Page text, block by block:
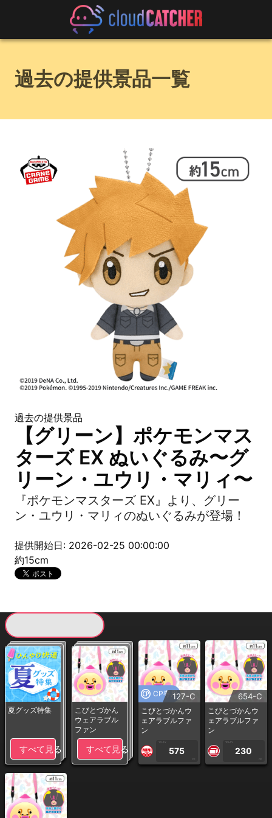
過去の提供景品一覧
過去の提供景品
【グリーン】ポケモンマス
ターズ EX ぬいぐるみ〜グ
リーン・ユウリ・マリィ〜
『ポケモンマスターズ EX』より、グリー
ン・ユウリ・マリィのぬいぐるみが登場！
提供開始日: 2026-02-25 00:00:00
約15cm
夏グッズ特集
すべて見る
こびとづかん
ウェアラブル
ファン
すべて見る
CP専用127-C
こびとづかんウ
ェアラブルファ
ン
1PLAY
575
CP
654-C
こびとづかんウ
ェアラブルファ
ン
1PLAY
230
CP